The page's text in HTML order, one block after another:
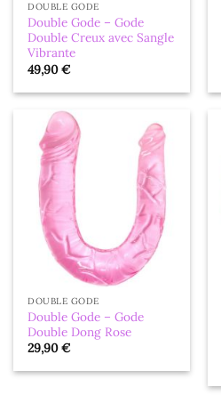
DOUBLE GODE
Double Gode – Gode
Double Creux avec Sangle
Vibrante
49,90€
DOUBLE GODE
Double Gode – Gode
Double Dong Rose
29,90€